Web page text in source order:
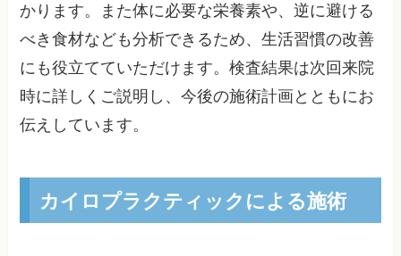
かります。また体に必要な栄養素や、逆に避ける
べき食材なども分析できるため、生活習慣の改善
にも役立てていただけます。検査結果は次回来院
時に詳しくご説明し、今後の施術計画とともにお
伝えしています。
カイロプラクティックによる施術